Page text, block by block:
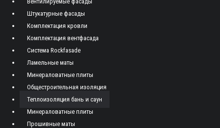
Штукатурные фасады
Комплектация кровли
Комплектация вентфасада
Система Rockfasade
Ламельные маты
Минераловатные плиты
Общестроительная изоляция
Теплоизоляция бань и саун
Минераловатные плиты
Прошивные маты